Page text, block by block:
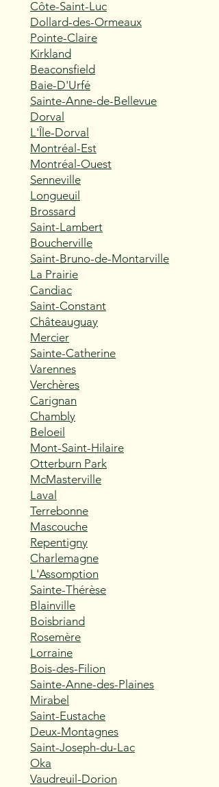
Côte-Saint-Luc
Dollard-des-Ormeaux
Pointe-Claire
Kirkland
Beaconsfield
Baie-D'Urfé
Sainte-Anne-de-Bellevue
Dorval
L'Île-Dorval
Montréal-Est
Montréal-Ouest
Senneville
Longueuil
Brossard
Saint-Lambert
Boucherville
Saint-Bruno-de-Montarville
La Prairie
Candiac
Saint-Constant
Châteauguay
Mercier
Sainte-Catherine
Varennes
Verchères
Carignan
Chambly
Beloeil
Mont-Saint-Hilaire
Otterburn Park
McMasterville
Laval
Terrebonne
Mascouche
Repentigny
Charlemagne
L'Assomption
Sainte-Thérèse
Blainville
Boisbriand
Rosemère
Lorraine
Bois-des-Filion
Sainte-Anne-des-Plaines
Mirabel
Saint-Eustache
Deux-Montagnes
Saint-Joseph-du-Lac
Oka
Vaudreuil-Dorion